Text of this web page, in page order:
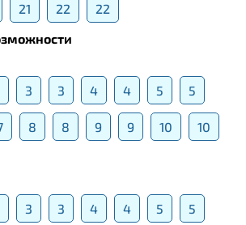
21 22
22
3 3 4 4 5 5
8 8 9 9 10
10
3 3 4 4 5 5